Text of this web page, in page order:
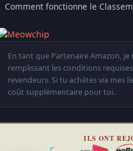
Comment fonctionne le
En tant que Partenaire Amazon,
remplissant les conditions
revendeurs. Si tu achètes via mes
coût supplémentaire pour toi.
ILS ONT